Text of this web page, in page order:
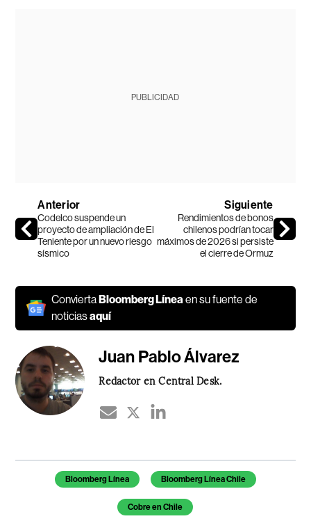
PUBLICIDAD
Anterior
Codelco suspende un
proyecto de ampliación de El
Teniente por un nuevo riesgo
sísmico
Siguiente
Rendimientos de bonos
chilenos podrían tocar
máximos de 2026 si persiste
el cierre de Ormuz
ConviertaBloomberg Línea en su fuente de
noticiasaquí
Juan Pablo Álvarez
Redactor en Central Desk.
Temas de este artículo
Bloomberg Línea Bloomberg Línea Chile
Cobre en Chile